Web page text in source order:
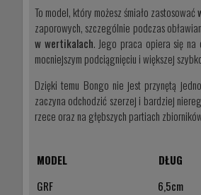
To model, który możesz śmiało zastosować
zaporowych, szczególnie podczas
w wertikalach. Jego praca opiera się na
mocniejszym podciągnięciu i większej
Dzięki temu Bongo nie jest przynętą
zaczyna odchodzić szerzej i bardziej
rzece oraz na głębszych partiach
MODEL DŁUG
GRF
6,5cm